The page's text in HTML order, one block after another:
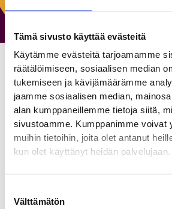
Tämä sivusto käyttää evästeitä
Käytämme evästeitä tarjoamamme
räätälöimiseen, sosiaalisen median
tukemiseen ja kävijämäärämme
jaamme sosiaalisen median,
alan kumppaneillemme tietoja siitä,
sivustoamme. Kumppanimme voivat
muihin tietoihin, joita olet antanut
kun olet käyttänyt heidän palvelujaan.
valinta
Välttämätön
Lindex
Me Lindexillä uskomme, että
pitkäikäisiä, alusvaatteita tulee löytyä
Lindex on yksi Euroopan johtavista